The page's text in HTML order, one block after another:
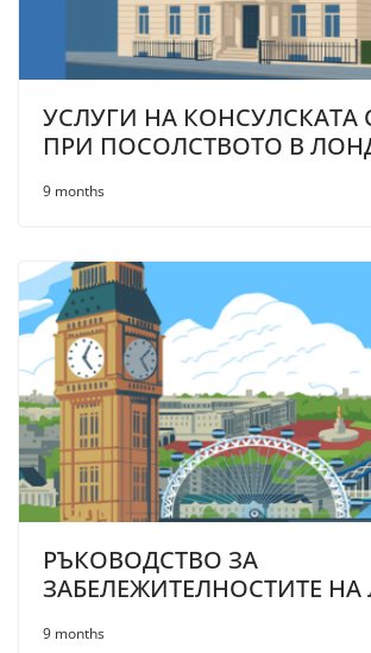
УСЛУГИ НА КОНСУЛСКАТА
ПРИ ПОСОЛСТВОТО В
9 months
РЪКОВОДСТВО ЗА
ЗАБЕЛЕЖИТЕЛНОСТИТЕ
9 months